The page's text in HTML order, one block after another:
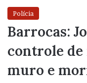
Polícia
Barrocas:
controle de
muro e